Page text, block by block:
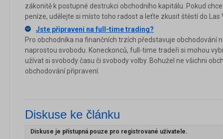
zákonitě k postupné destrukci obchodního kapitálu. Pokud
peníze, udělejte si místo toho radost a leťte zkusit štěstí do Las
Jste připraveni na full-time trading?
Pro obchodníka na finančních trzích představuje obchodování
naprostou svobodu. Koneckonců, full-time tradeři si mohou
užívat si svobody času či svobody volby. Bohužel ne všichni
obchodování připravení.
Diskuse ke článku
Diskuse je přístupná pouze pro registrované uživatele.